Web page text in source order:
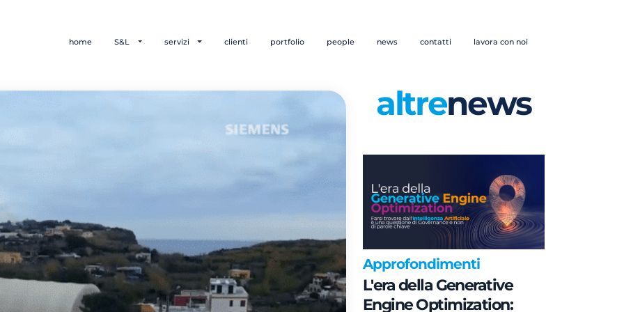
home S&L servizi clienti portfolio people news contatti lavora con noi
altrenews
Approfondimenti
L'era della Generative
Engine Optimization: